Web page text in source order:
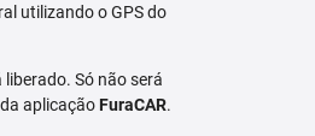
utilizando o GPS do
Só não será
da aplicaçãoFuraCAR.